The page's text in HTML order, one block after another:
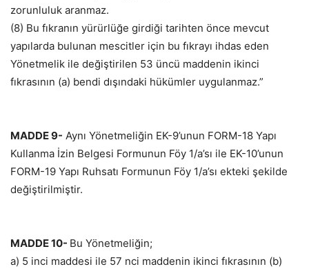
zorunluluk aranmaz.
(8) Bu fıkranın yürürlüğe girdiği tarihten önce mevcut
yapılarda bulunan mescitler için bu fıkrayı ihdas eden
Yönetmelik ile değiştirilen 53 üncü maddenin ikinci
fıkrasının (a) bendi dışındaki hükümler uygulanmaz.”
MADDE 9- Aynı Yönetmeliğin EK-9’unun FORM-18 Yapı
Kullanma İzin Belgesi Formunun Föy 1/a’sı ile EK-10’unun
FORM-19 Yapı Ruhsatı Formunun Föy 1/a’sı ekteki şekilde
değiştirilmiştir.
MADDE 10- Bu Yönetmeliğin;
a) 5 inci maddesi ile 57 nci maddenin ikinci fıkrasının (b)